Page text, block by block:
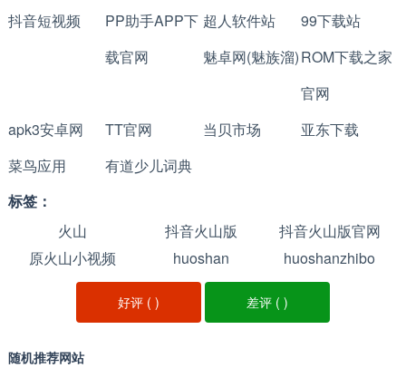
抖音短视频
PP助手APP下
载官网
超人软件站
99下载站
魅卓网(魅族溜)ROM下载之家
官网
apk3安卓网
TT官网 当贝市场
亚东下载
菜鸟应用
有道少儿词典
标签：
火山
抖音火山版
抖音火山版官网
原火山小视频
huoshan huoshanzhibo
好评 () 差评 ( )
随机推荐网站